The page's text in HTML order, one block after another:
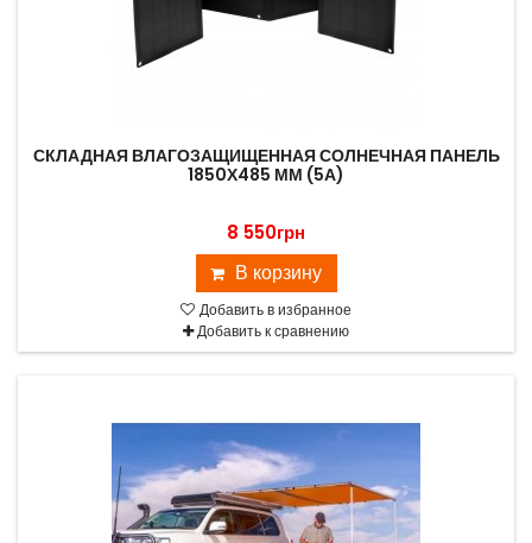
СКЛАДНАЯ ВЛАГОЗАЩИЩЕННАЯ СОЛНЕЧНАЯ ПАНЕЛЬ
1850Х485 ММ (5А)
8 550грн
В корзину
Добавить в избранное
Добавить к сравнению